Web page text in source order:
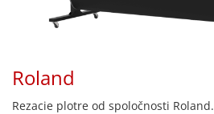
Roland
Rezacie plotre od spoločnosti Roland.